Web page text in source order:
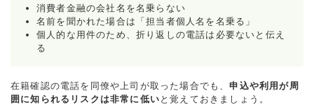
消費者金融の会社名を名乗らない
名前を聞かれた場合は「担当者個人名を名乗る」
個人的な用件のため、折り返しの電話は必要ないと伝え
る
在籍確認の電話を同僚や上司が取った場合でも、申込や利用が周
囲に知られるリスクは非常に低い と覚えておきましょう。